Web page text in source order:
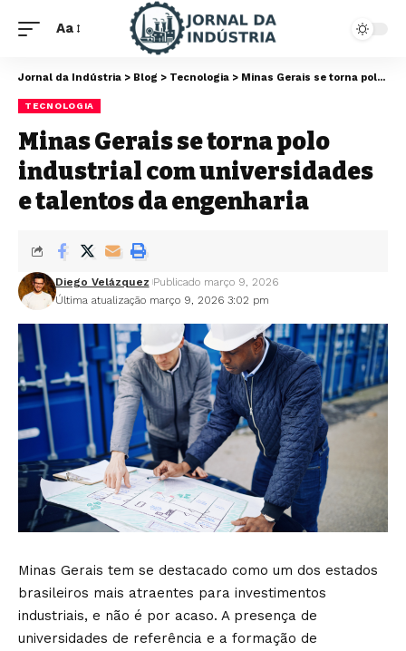
Aa
Jornal da Indústria > Blog > Tecnologia > Minas Gerais se torna polo industrial com universidades e talentos da engenharia
TECNOLOGIA
Minas Gerais se torna polo
industrial com universidades
e talentos da engenharia
Última atualização março 9, 2026 3:02 pm
Diego Velázquez Publicado março 9, 2026
Minas Gerais tem se destacado como um dos estados
brasileiros mais atraentes para investimentos
industriais, e não é por acaso. A presença de
universidades de referência e a formação de